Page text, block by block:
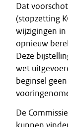
Dat
(stopzetting
wijzigingen
opnieuw
Deze
wet
beginsel
De